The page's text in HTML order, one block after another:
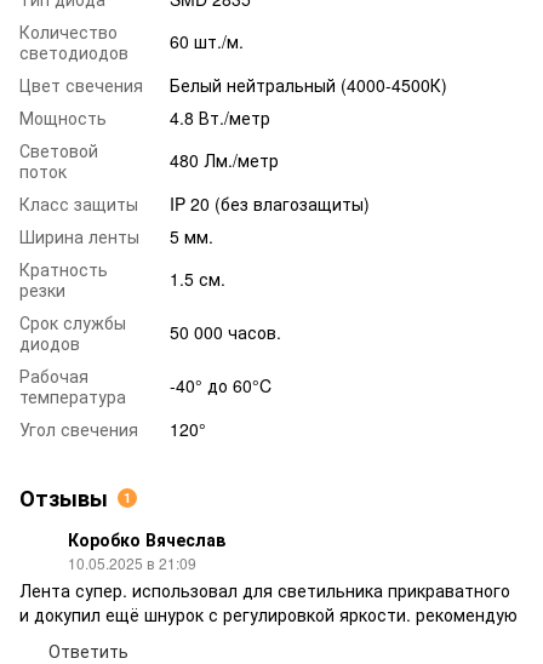
Количество
светодиодов
60 шт./м.
Цвет свечения
Белый нейтральный (4000-4500К)
Мощность
4.8 Вт./метр
Световой
поток
480 Лм./метр
Класс защиты
IP 20 (без влагозащиты)
Ширина ленты
5 мм.
Кратность
резки
1.5 см.
Срок службы
диодов
50 000 часов.
Рабочая
температура
-40° до 60°C
Угол свечения
120°
Отзывы 1
Коробко Вячеслав
10.05.2025 в 21:09
Лента супер. использовал для светильника прикраватного
и докупил ещё шнурок с регулировкой яркости. рекомендую
Ответить